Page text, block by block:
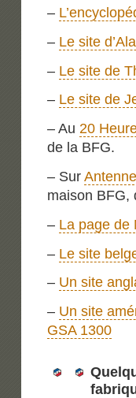
–
– Le site
– Le site de
– Le site de
– Au 20
de la BFG.
– Sur
maison BFG,
– La page de
– Le site
– Un site
– Un site
GSA 1300